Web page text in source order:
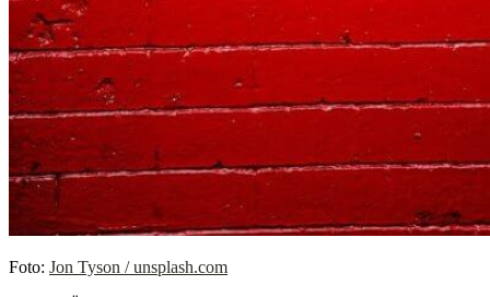
Foto: Jon Tyson / unsplash.com